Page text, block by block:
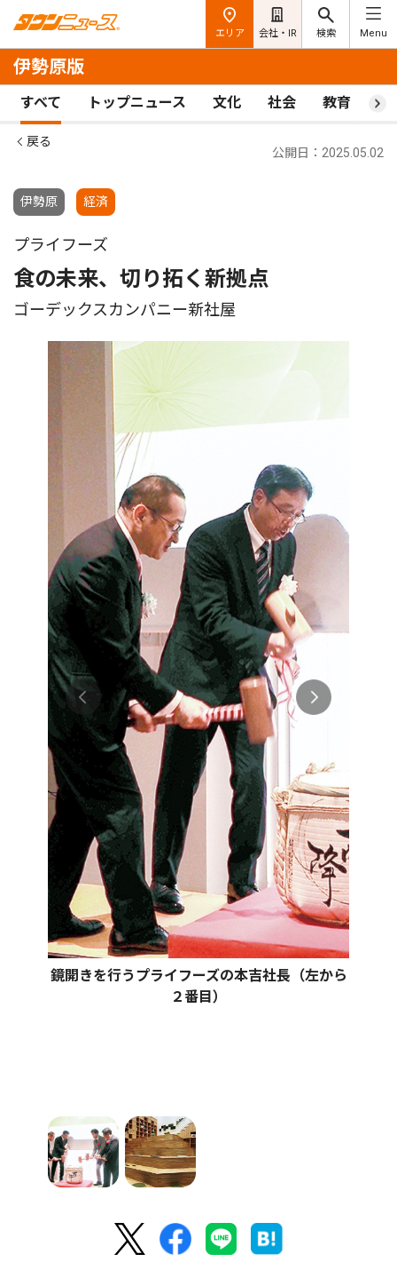
エリア 会社・IR 検索 Menu
伊勢原版
すべて トップニュース 文化 社会 教育 ス
戻る
伊勢原 経済
公開日：2025.05.02
プライフーズ
食の未来、切り拓く新拠点
ゴーデックスカンパニー新社屋
鏡開きを行うプライフーズの本吉社長（左から
２番目）